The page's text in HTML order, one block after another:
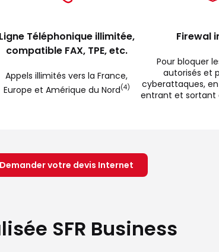
Ligne Téléphonique illimitée,
compatible FAX, TPE, etc.
Appels illimités vers la France,
Europe et Amérique du Nord(4)
Firewal
Pour bloquer
autorisés et
cyberattaques,
entrant et sortant
Demander votre devis Internet
SFR Business